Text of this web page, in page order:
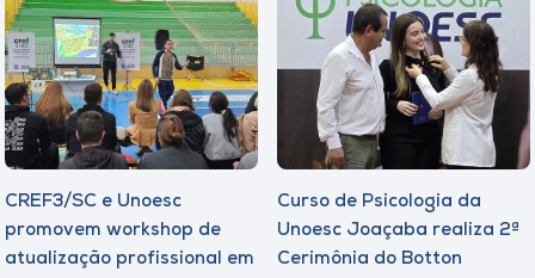
CREF3/SC e Unoesc
promovem workshop de
atualização profissional em
Curso de Psicologia da
Unoesc Joaçaba realiza 2ª
Cerimônia do Botton